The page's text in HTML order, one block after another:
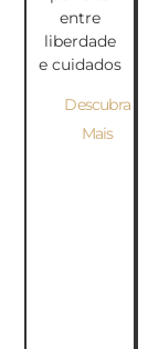
entre
liberdade
e cuidados
Descubra
Mais